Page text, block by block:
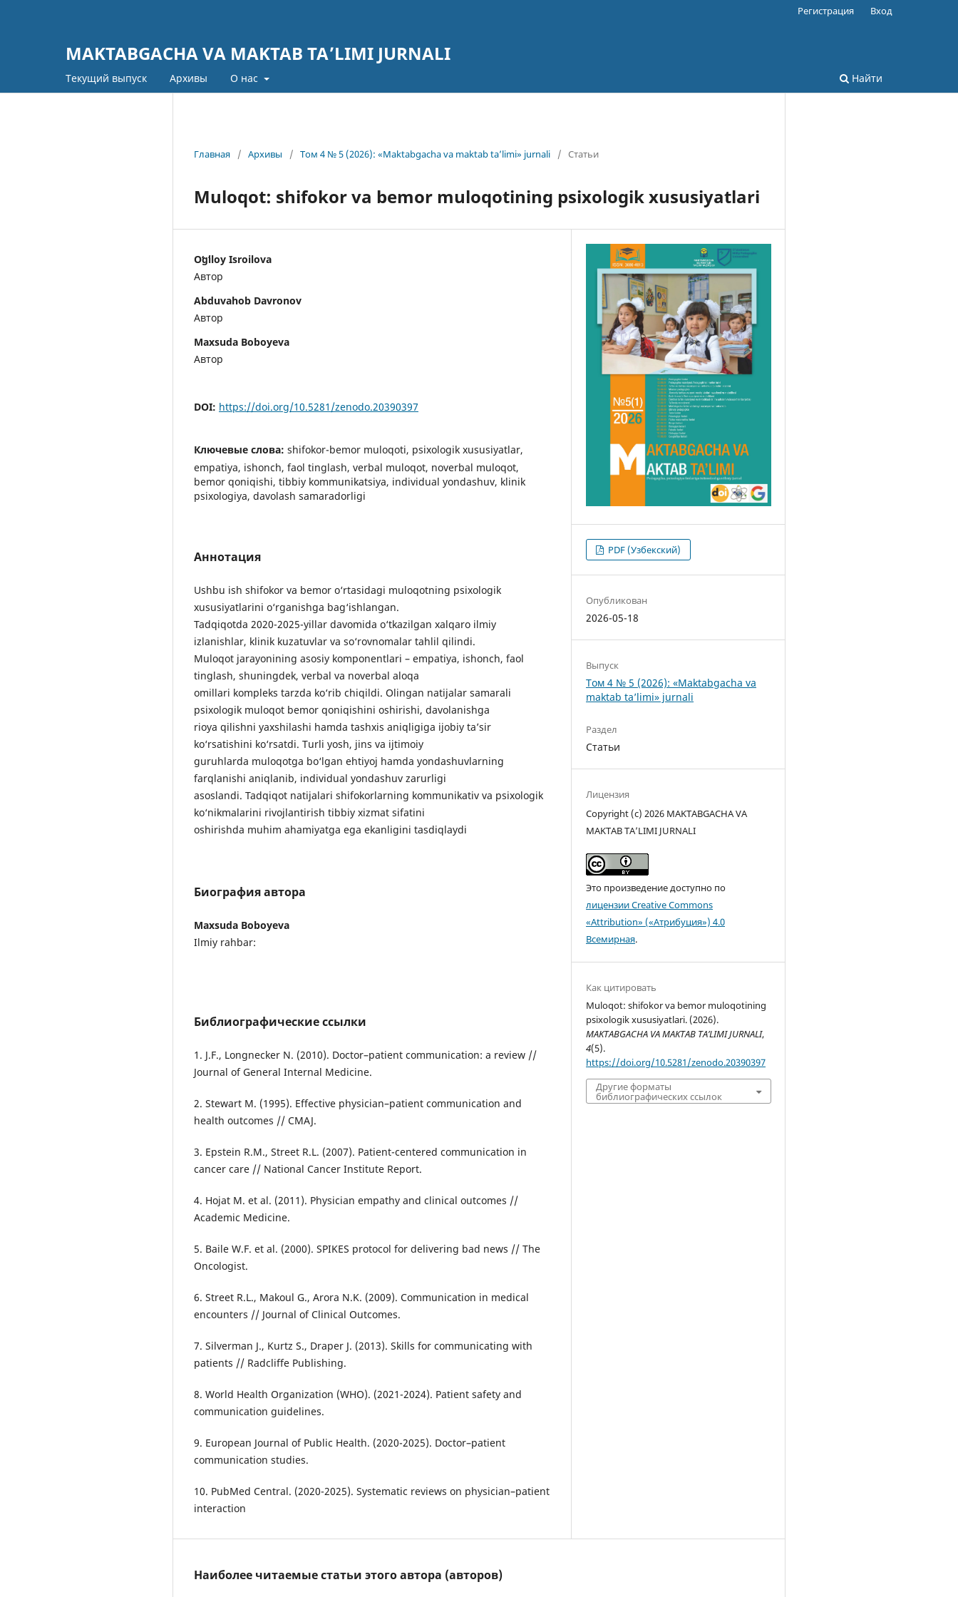
MAKTABGACHA VA MAKTAB TA’LIMI JURNALI
Текущий выпуск Архивы О нас Найти
Регистрация Вход
Главная / Архивы / Том 4 № 5 (2026): «Maktabgacha va maktab ta’limi» jurnali / Статьи
Muloqot: shifokor va bemor muloqotining psixologik xususiyatlari
Oʻgʻiloy Isroilova
Автор
Abduvahob Davronov
Автор
Maxsuda Boboyeva
Автор
DOI: https://doi.org/10.5281/zenodo.20390397
Ключевые слова: shifokor-bemor muloqoti, psixologik xususiyatlar,
empatiya, ishonch, faol tinglash, verbal muloqot, noverbal muloqot,
bemor qoniqishi, tibbiy kommunikatsiya, individual yondashuv, klinik
psixologiya, davolash samaradorligi
Аннотация
Ushbu ish shifokor va bemor o‘rtasidagi muloqotning psixologik
xususiyatlarini o‘rganishga bag‘ishlangan.
Tadqiqotda 2020-2025-yillar davomida o‘tkazilgan xalqaro ilmiy
izlanishlar, klinik kuzatuvlar va so‘rovnomalar tahlil qilindi.
Muloqot jarayonining asosiy komponentlari – empatiya, ishonch, faol
tinglash, shuningdek, verbal va noverbal aloqa
omillari kompleks tarzda ko‘rib chiqildi. Olingan natijalar samarali
psixologik muloqot bemor qoniqishini oshirishi, davolanishga
rioya qilishni yaxshilashi hamda tashxis aniqligiga ijobiy ta’sir
ko‘rsatishini ko‘rsatdi. Turli yosh, jins va ijtimoiy
guruhlarda muloqotga bo‘lgan ehtiyoj hamda yondashuvlarning
farqlanishi aniqlanib, individual yondashuv zarurligi
asoslandi. Tadqiqot natijalari shifokorlarning kommunikativ va psixologik
ko‘nikmalarini rivojlantirish tibbiy xizmat sifatini
oshirishda muhim ahamiyatga ega ekanligini tasdiqlaydi
Биография автора
Maxsuda Boboyeva
Ilmiy rahbar:
Библиографические ссылки
1. J.F., Longnecker N. (2010). Doctor–patient communication: a review //
Journal of General Internal Medicine.
2. Stewart M. (1995). Effective physician–patient communication and
health outcomes // CMAJ.
3. Epstein R.M., Street R.L. (2007). Patient-centered communication in
cancer care // National Cancer Institute Report.
4. Hojat M. et al. (2011). Physician empathy and clinical outcomes //
Academic Medicine.
5. Baile W.F. et al. (2000). SPIKES protocol for delivering bad news // The
Oncologist.
6. Street R.L., Makoul G., Arora N.K. (2009). Communication in medical
encounters // Journal of Clinical Outcomes.
7. Silverman J., Kurtz S., Draper J. (2013). Skills for communicating with
patients // Radcliffe Publishing.
8. World Health Organization (WHO). (2021-2024). Patient safety and
communication guidelines.
9. European Journal of Public Health. (2020-2025). Doctor–patient
communication studies.
10. PubMed Central. (2020-2025). Systematic reviews on physician–patient
interaction
PDF (Узбекский)
Опубликован
2026-05-18
Выпуск
Том 4 № 5 (2026): «Maktabgacha va
maktab ta’limi» jurnali
Раздел
Статьи
Лицензия
Copyright (c) 2026 MAKTABGACHA VA
MAKTAB TA’LIMI JURNALI
Это произведение доступно по
лицензии Creative Commons
«Attribution» («Атрибуция») 4.0
Всемирная.
Как цитировать
Muloqot: shifokor va bemor muloqotining
psixologik xususiyatlari. (2026).
MAKTABGACHA VA MAKTAB TA’LIMI JURNALI,
4(5).
https://doi.org/10.5281/zenodo.20390397
Другие форматы
библиографических ссылок
Наиболее читаемые статьи этого автора (авторов)